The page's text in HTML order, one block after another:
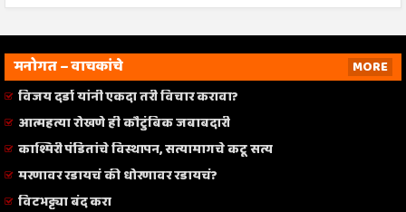
मनोगत – वाचकांचे
MORE
विजय दर्डा यांनी एकदा तरी विचार करावा?
आत्महत्या रोखणे ही कौटुंबिक जबाबदारी
काश्मिरी पंडितांचे विस्थापन, सत्यामागचे कटू सत्य
मरणावर रडायचं की धोरणावर रडायचं?
विटभट्ट्या बंद करा